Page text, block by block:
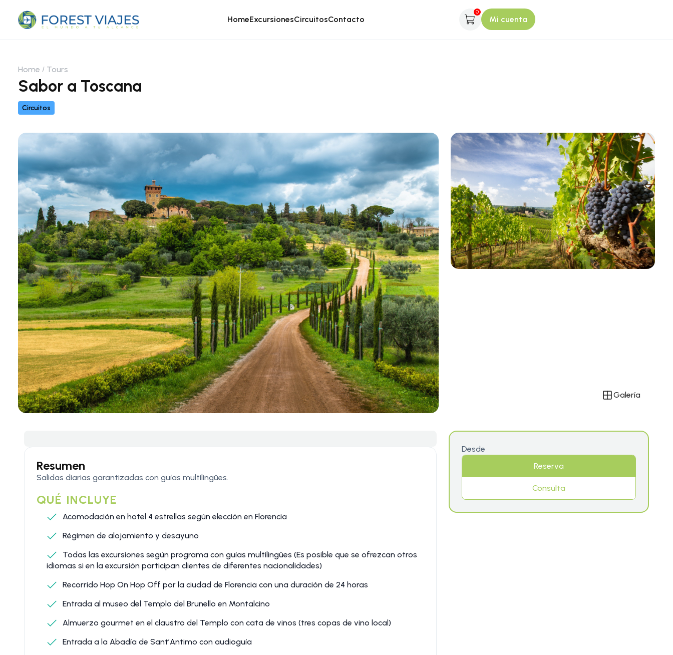
HomeExcursionesCircuitosContacto
0
Mi cuenta
Home Tours
Sabor a Toscana
Circuitos
Galería
Resumen
Salidas diarias garantizadas con guías multilingües.
QUÉ INCLUYE
Acomodación en hotel 4 estrellas según elección en Florencia
Régimen de alojamiento y desayuno
Todas las excursiones según programa con guías multilingües (Es posible que se ofrezcan otros
idiomas si en la excursión participan clientes de diferentes nacionalidades)
Recorrido Hop On Hop Off por la ciudad de Florencia con una duración de 24 horas
Entrada al museo del Templo del Brunello en Montalcino
Almuerzo gourmet en el claustro del Templo con cata de vinos (tres copas de vino local)
Entrada a la Abadía de Sant’Antimo con audioguía
Desde
Reserva
Consulta